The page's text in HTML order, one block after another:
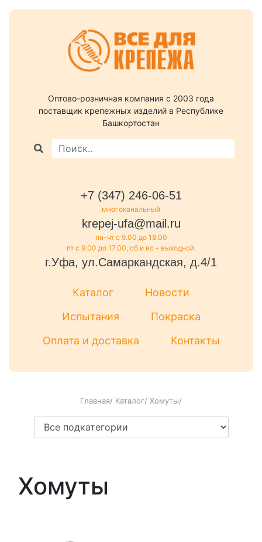
Оптово-розничная компания c 2003 года
поставщик крепежных изделий в Республике
Башкортостан
+7 (347) 246-06-51
многоканальный
krepej-ufa@mail.ru
пн-чт с 9.00 до 18.00
пт с 9.00 до 17.00, сб и вс - выходной.
г.Уфа, ул.Самаркандская, д.4/1
Каталог
Новости
Испытания
Покраска
Оплата и доставка
Контакты
Главная/ Каталог/ Хомуты/
Хомуты